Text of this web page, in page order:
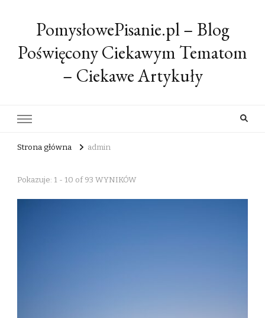
PomysłowePisanie.pl – Blog
Poświęcony Ciekawym Tematom
– Ciekawe Artykuły
Strona główna admin
Pokazuje: 1 - 10 of 93 WYNIKÓW